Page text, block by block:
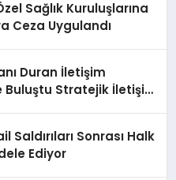
Sağlık Kuruluşlarına
Ceza Uygulandı
Duran İletişim
Buluştu Stratejik İletişim
Saldırıları Sonrası Halk
Ediyor